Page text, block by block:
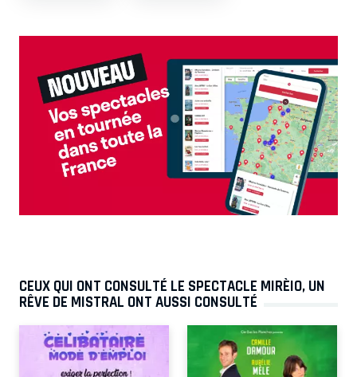
CEUX QUI ONT CONSULTÉ LE SPECTACLE MIRÈIO, UN
RÊVE DE MISTRAL ONT AUSSI CONSULTÉ